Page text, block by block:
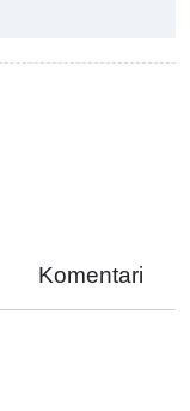
Komentari